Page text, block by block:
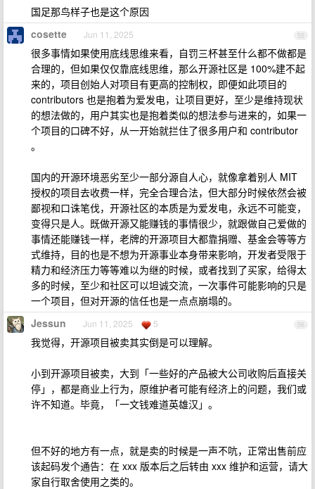
国足那鸟样子也是这个原因
55
cosette Jun 11, 2025
很多事情如果使用底线思维来看，自罚三杯甚至什么都不做都是
合理的，但如果仅仅靠底线思维，那么开源社区是 100%建不起
来的，项目创始人对项目有更高的控制权，即便如此项目的
contributors 也是抱着为爱发电，让项目更好，至少是维持现状
的想法做的，用户其实也是抱着类似的想法参与进来的，如果一
个项目的口碑不好，从一开始就拦住了很多用户和 contributor
。
国内的开源环境恶劣至少一部分源自人心，就像拿着别人 MIT
授权的项目去收费一样，完全合理合法，但大部分时候依然会被
鄙视和口诛笔伐，开源社区的本质是为爱发电，永远不可能变，
变得只是人。既做开源又能赚钱的事情很少，就跟做自己爱做的
事情还能赚钱一样，老牌的开源项目大都靠捐赠、基金会等等方
式维持，目的也是不想为开源事业本身带来影响，开发者受限于
精力和经济压力等等难以为继的时候，或者找到了买家，给得太
多的时候，至少和社区可以坦诚交流，一次事件可能影响的只是
一个项目，但对开源的信任也是一点点崩塌的。
56
Jessun Jun 11, 2025 5
我觉得，开源项目被卖其实倒是可以理解。
小到开源项目被卖，大到「一些好的产品被大公司收购后直接关
停」，都是商业上行为，原维护者可能有经济上的问题，我们或
许不知道。毕竟，「一文钱难道英雄汉」。
但不好的地方有一点，就是卖的时候是一声不吭，正常出售前应
该起码发个通告：在 xxx 版本后之后转由 xxx 维护和运营，请大
家自行取舍使用之类的。